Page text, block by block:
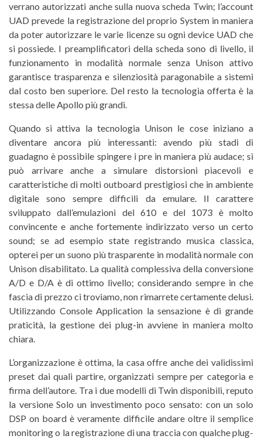
verrano autorizzati anche sulla nuova scheda Twin; l’account
UAD prevede la registrazione del proprio System in maniera
da poter autorizzare le varie licenze su ogni device UAD che
si possiede. I preamplificatori della scheda sono di livello, il
funzionamento in modalità normale senza Unison attivo
garantisce trasparenza e silenziosità paragonabile a sistemi
dal costo ben superiore. Del resto la tecnologia offerta è la
stessa delle Apollo più grandi.
Quando si attiva la tecnologia Unison le cose iniziano a
diventare ancora più interessanti: avendo più stadi di
guadagno è possibile spingere i pre in maniera più audace; si
può arrivare anche a simulare distorsioni piacevoli e
caratteristiche di molti outboard prestigiosi che in ambiente
digitale sono sempre difficili da emulare. Il carattere
sviluppato dall’emulazioni del 610 e del 1073 è molto
convincente e anche fortemente indirizzato verso un certo
sound; se ad esempio state registrando musica classica,
opterei per un suono più trasparente in modalità normale con
Unison disabilitato. La qualità complessiva della conversione
A/D e D/A è di ottimo livello; considerando sempre in che
fascia di prezzo ci troviamo, non rimarrete certamente delusi.
Utilizzando Console Application la sensazione è di grande
praticità, la gestione dei plug-in avviene in maniera molto
chiara.
L’organizzazione è ottima, la casa offre anche dei validissimi
preset dai quali partire, organizzati sempre per categoria e
firma dell’autore. Tra i due modelli di Twin disponibili, reputo
la versione Solo un investimento poco sensato: con un solo
DSP on board è veramente difficile andare oltre il semplice
monitoring o la registrazione di una traccia con qualche plug-